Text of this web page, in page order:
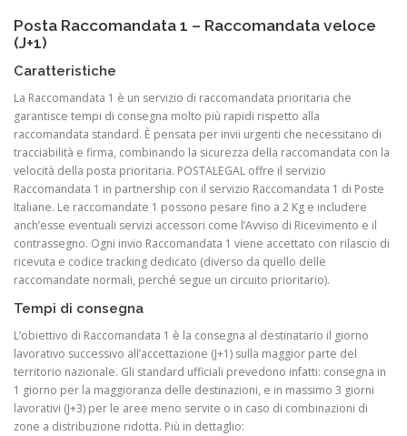
Posta Raccomandata 1 – Raccomandata veloce
(J+1)
Caratteristiche
La Raccomandata 1 è un servizio di raccomandata prioritaria che
garantisce tempi di consegna molto più rapidi rispetto alla
raccomandata standard. È pensata per invii urgenti che necessitano di
tracciabilità e firma, combinando la sicurezza della raccomandata con la
velocità della posta prioritaria. POSTALEGAL offre il servizio
Raccomandata 1 in partnership con il servizio Raccomandata 1 di Poste
Italiane. Le raccomandate 1 possono pesare fino a 2 Kg e includere
anch’esse eventuali servizi accessori come l’Avviso di Ricevimento e il
contrassegno. Ogni invio Raccomandata 1 viene accettato con rilascio di
ricevuta e codice tracking dedicato (diverso da quello delle
raccomandate normali, perché segue un circuito prioritario).
Tempi di consegna
L’obiettivo di Raccomandata 1 è la consegna al destinatario il giorno
lavorativo successivo all’accettazione (J+1) sulla maggior parte del
territorio nazionale. Gli standard ufficiali prevedono infatti: consegna in
1 giorno per la maggioranza delle destinazioni, e in massimo 3 giorni
lavorativi (J+3) per le aree meno servite o in caso di combinazioni di
zone a distribuzione ridotta. Più in dettaglio: